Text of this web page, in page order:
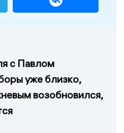
с Павлом
уже близко,
возобновился,